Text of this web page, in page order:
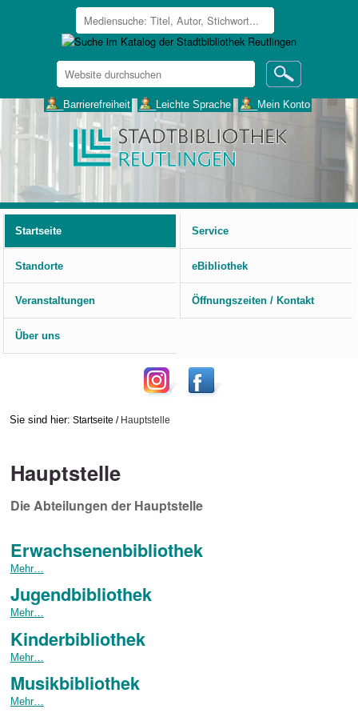
Website
durchsuchen
___Barrierefreiheit ___Leichte Sprache ___Mein Konto
Startseite
Service
Standorte eBibliothek
Veranstaltungen Öffnungszeiten / Kontakt
Über uns
Sie sind hier: Startseite / Hauptstelle
Hauptstelle
Die Abteilungen der Hauptstelle
Erwachsenenbibliothek
Erwachsenenbibliothek
Mehr…
Jugendbibliothek
Jugendbibliothek
Mehr…
Kinderbibliothek
Kinderbibliothek
Mehr…
Musikbibliothek
Musikbibliothek
Mehr…